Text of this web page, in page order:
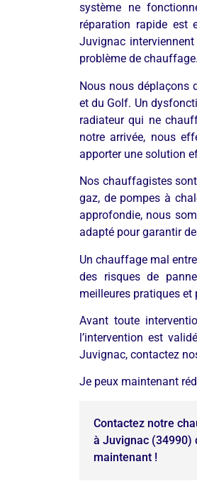
système ne
réparation rapide est
Juvignac
problème de chauffage.
Nous nous déplaçons
et du Golf. Un
radiateur qui ne
notre arrivée, nous
apporter une solution
Nos chauffagistes
gaz, de pompes à
approfondie, nous
adapté pour garantir
Un chauffage mal
des risques de
meilleures pratiques
Avant toute
l’intervention est
Juvignac, contactez
Je peux maintenant
Contactez notre
à Juvignac (34990)
maintenant !